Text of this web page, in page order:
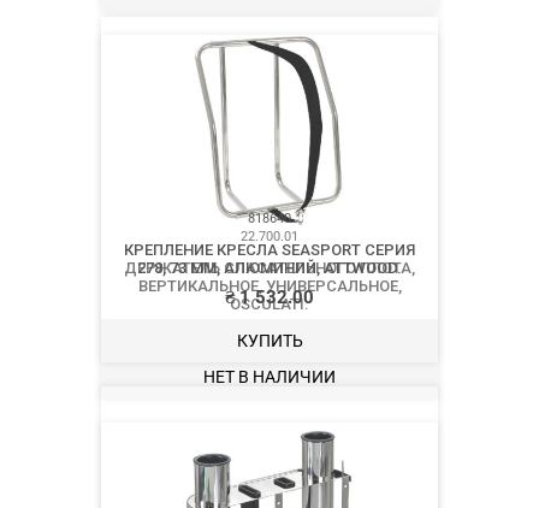
22.700.01
ДЕРЖАТЕЛЬ СПАСАТЕЛЬНОГО ПЛОТА,
ВЕРТИКАЛЬНОЕ, УНИВЕРСАЛЬНОЕ,
OSCULATI.
8 311.00
НЕТ В НАЛИЧИИ